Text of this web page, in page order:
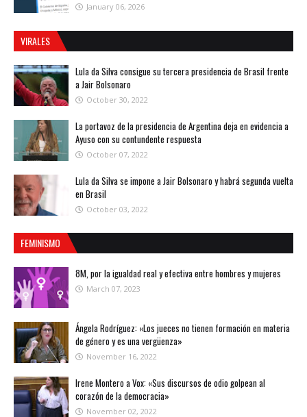
January 06, 2026
VIRALES
Lula da Silva consigue su tercera presidencia de Brasil frente
a Jair Bolsonaro
October 30, 2022
La portavoz de la presidencia de Argentina deja en evidencia a
Ayuso con su contundente respuesta
October 07, 2022
Lula da Silva se impone a Jair Bolsonaro y habrá segunda vuelta
en Brasil
October 03, 2022
FEMINISMO
8M, por la igualdad real y efectiva entre hombres y mujeres
March 07, 2023
Ángela Rodríguez: «Los jueces no tienen formación en materia
de género y es una vergüenza»
November 16, 2022
Irene Montero a Vox: «Sus discursos de odio golpean al
corazón de la democracia»
November 02, 2022